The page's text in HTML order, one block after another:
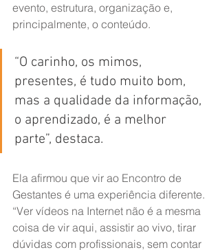
evento, estrutura, organização e,
principalmente, o conteúdo.
“O carinho, os mimos,
presentes, é tudo muito bom,
mas a qualidade da informação,
o aprendizado, é a melhor
parte”, destaca.
Ela afirmou que vir ao Encontro de
Gestantes é uma experiência diferente.
“Ver vídeos na Internet não é a mesma
coisa de vir aqui, assistir ao vivo, tirar
dúvidas com profissionais, sem contar